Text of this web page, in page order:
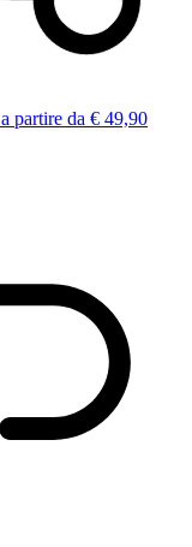
a partire da € 49,90